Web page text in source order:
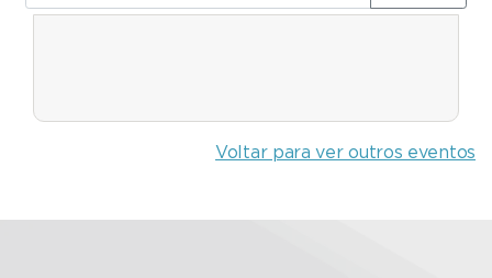
Voltar para ver outros eventos